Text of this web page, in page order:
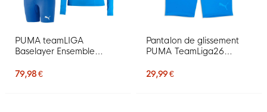
PUMA teamLIGA
Baselayer Ensemble
79,98 €
Pantalon de glissement
PUMA TeamLiga26
29,99 €